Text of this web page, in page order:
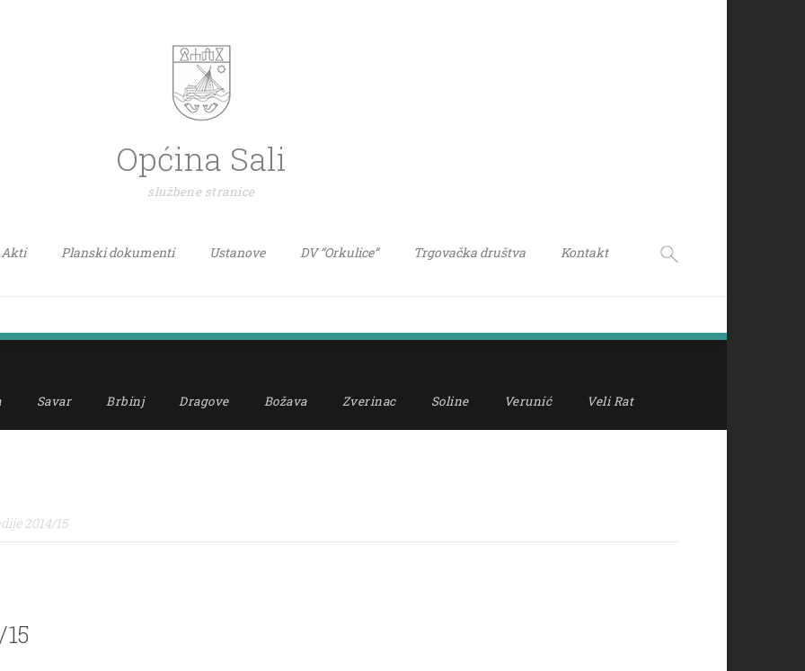
Općina Sali
službene stranice
Akti Planski dokumenti Ustanove DV “Orkulice” Trgovačka društva Kontakt
Savar Brbinj Dragove Božava Zverinac Soline Verunić Veli Rat
2014/15